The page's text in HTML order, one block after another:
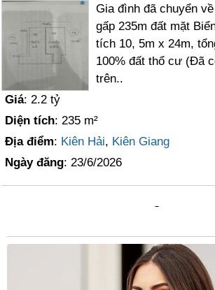
Gia đình đã chuyển
gấp 235m đất mặt
tích 10, 5m x 24m,
100% đất thổ cư (Đã
trên..
Giá: 2.2 tỷ
Diện tích: 235 m²
Địa điểm: Kiên Hải, Kiên Giang
Ngày đăng: 23/6/2026